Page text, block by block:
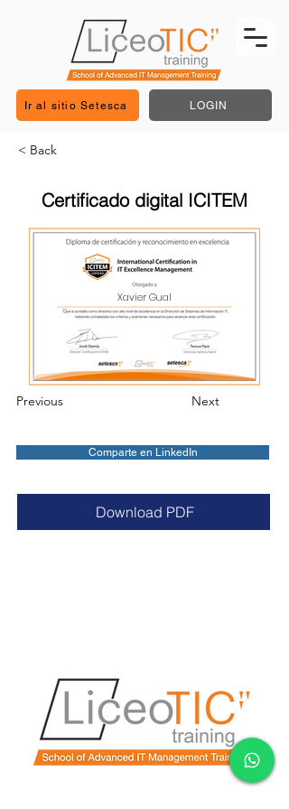
Ir al sitio Setesca LOGIN
< Back
Certificado digital ICITEM
Xavier Gual
Previous Next
Comparte en LinkedIn
Download PDF